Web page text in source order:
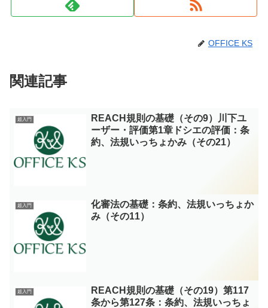
OFFICE KS
関連記事
超入門
REACH規則の基礎（その9）川下ユ
ーザー・評価第1章ドシエの評価：条
約、法規いっちょかみ（その21）
超入門
化審法の基礎：条約、法規いっちょか
み（その11）
超入門
REACH規則の基礎（その19）第117
条から第127条：条約、法規いっちょ